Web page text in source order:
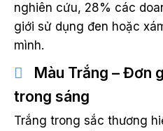
nghiên cứu, 28% các
giới sử dụng đen hoặc
mình.
Màu Trắng – Đơn
trong sáng
Trắng trong sắc thương